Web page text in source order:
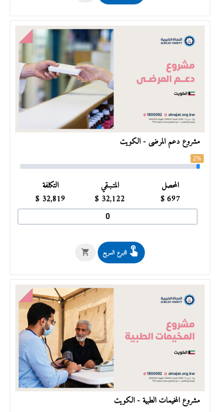
مشروع دعم المرضى - الكويت
2%
المحصل
697
$
المتـبـقي
32,122
$
التكلفة
32,819
$
التبرع السريع
مشروع المخيمات الطبية - الكويت